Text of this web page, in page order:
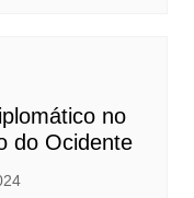
no
do Ocidente